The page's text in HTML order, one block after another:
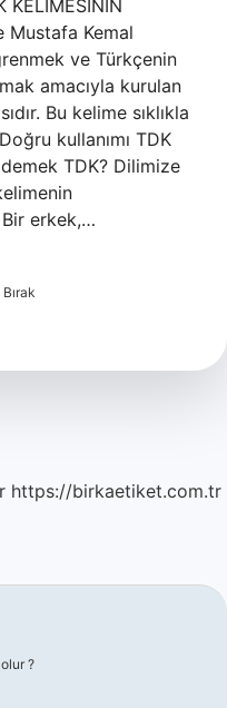
KELİMESİNİN
Mustafa Kemal
ve Türkçenin
amacıyla kurulan
Bu kelime sıklıkla
kullanımı TDK
TDK? Dilimize
erkek,…
https://birkaetiket.com.tr
?